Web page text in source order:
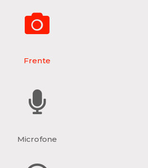
Frente
Microfone